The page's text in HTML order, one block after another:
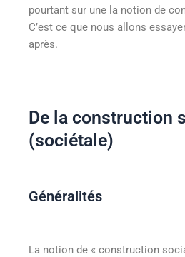
pourtant sur une la notion de
C’est ce que nous allons
après.
De la construction
(sociétale)
Généralités
La notion de « construction